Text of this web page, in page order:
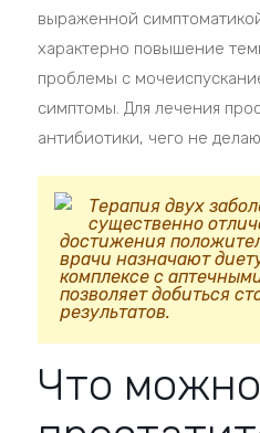
выраженной
характерно повышение
проблемы с
симптомы. Для лечения
антибиотики, чего не
Терапия двух
существенно
достижения
врачи назначают
комплексе с
позволяет добиться
результатов.
Что